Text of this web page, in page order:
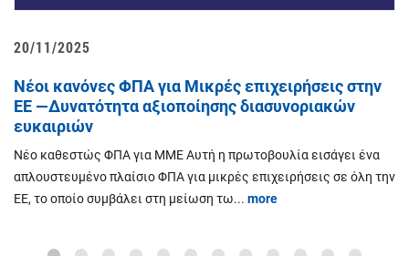
20/11/2025
Νέοι κανόνες ΦΠΑ για Μικρές επιχειρήσεις στην
ΕΕ —Δυνατότητα αξιοποίησης διασυνοριακών
ευκαιριών
Νέο καθεστώς ΦΠΑ για ΜΜΕ Αυτή η πρωτοβουλία εισάγει ένα
απλουστευμένο πλαίσιο ΦΠΑ για μικρές επιχειρήσεις σε όλη την
ΕΕ, το οποίο συμβάλει στη μείωση τω... more